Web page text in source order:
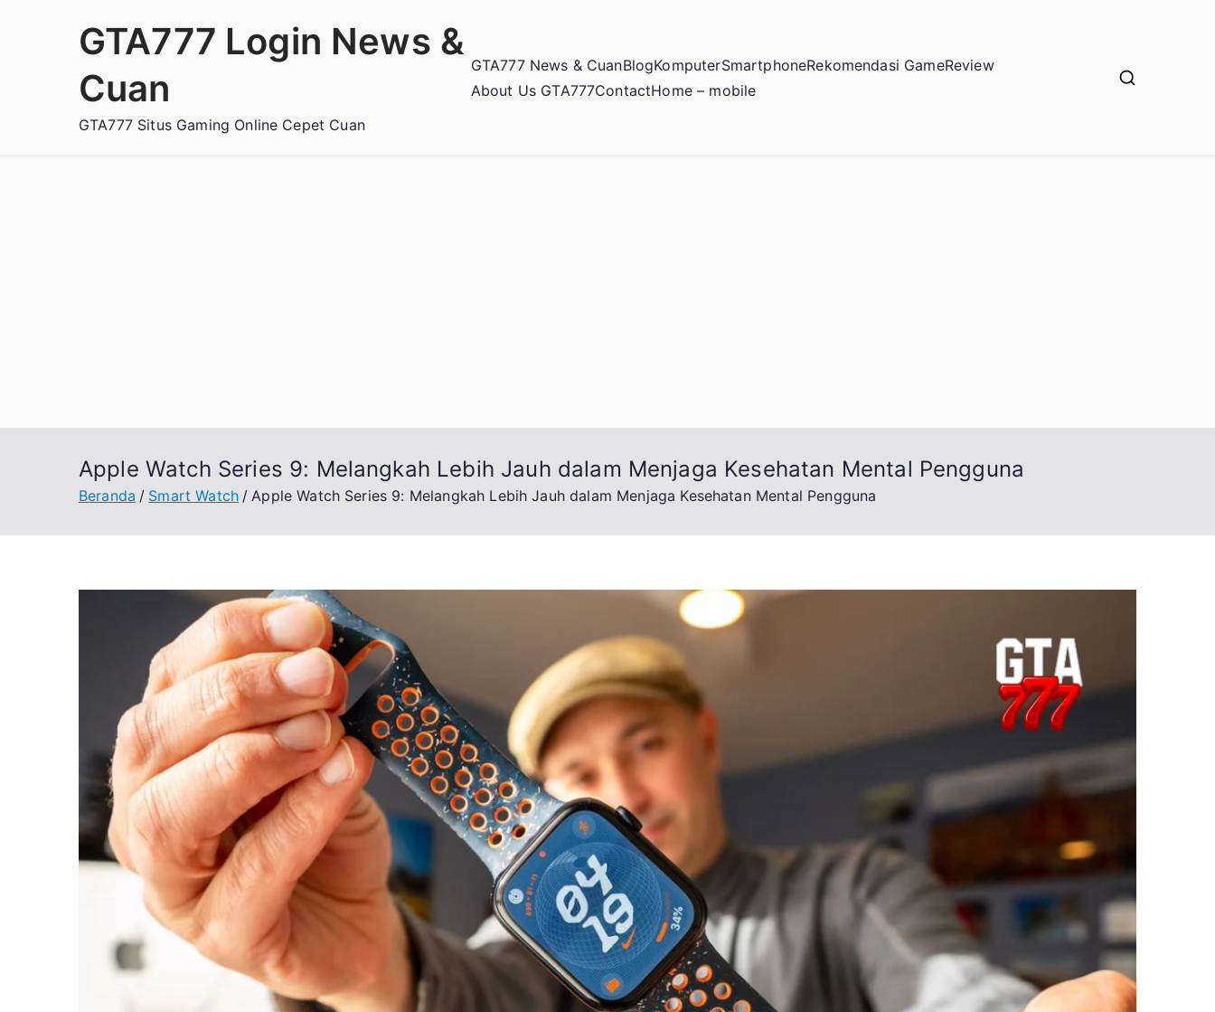
GTA777 Login News &
Cuan
GTA777 Situs Gaming Online Cepet Cuan
GTA777 News & CuanBlogKomputerSmartphoneRekomendasi GameReview
About Us GTA777ContactHome – mobile
Apple Watch Series 9: Melangkah Lebih Jauh dalam Menjaga Kesehatan Mental Pengguna
Beranda Smart Watch Apple Watch Series 9: Melangkah Lebih Jauh dalam Menjaga Kesehatan Mental Pengguna